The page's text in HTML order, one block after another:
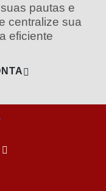
pautas e
centralize sua
eficiente